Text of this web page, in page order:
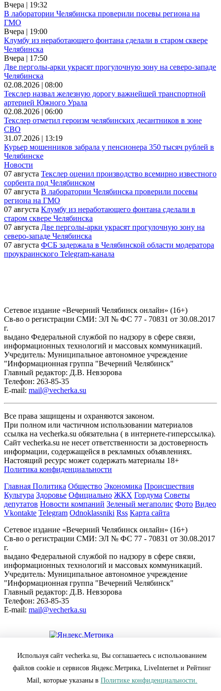
Вчера | 19:32
В лаборатории Челябинска проверили посевы региона на
ГМО
Вчера | 19:00
Клумбу из неработающего фонтана сделали в старом сквере
Челябинска
Вчера | 17:50
Две перголы-арки украсят прогулочную зону на северо-западе
Челябинска
02.08.2026 | 08:00
Текслер назвал железную дорогу важнейшей транспортной
артерией Южного Урала
02.08.2026 | 06:00
Текслер отметил героизм челябинских десантников в зоне
СВО
31.07.2026 | 13:19
Курьер мошенников забрала у пенсионера 350 тысяч рублей в
Челябинске
Новости
07 августа Текслер оценил производство всемирно известного
сорбента под Челябинском
07 августа В лаборатории Челябинска проверили посевы
региона на ГМО
07 августа Клумбу из неработающего фонтана сделали в
старом сквере Челябинска
07 августа Две перголы-арки украсят прогулочную зону на
северо-западе Челябинска
07 августа ФСБ задержала в Челябинской области модератора
проукраинского Telegram-канала
Сетевое издание «Вечерний Челябинск онлайн» (16+)
Cв-во о регистрации СМИ: ЭЛ № ФС 77 - 70831 от 30.08.2017
г.
выдано Федеральной службой по надзору в сфере связи,
информационных технологий и массовых коммуникаций.
Учредитель: Муниципальное автономное учреждение
"Информационная группа "Вечерний Челябинск"
Главный редактор: Д.В. Невзорова
Телефон: 263-85-35
E-mail: mail@vecherka.su
Все права защищены и охраняются законом.
При полном или частичном использовании материалов
ссылка на vecherka.su обязательна ( в интернете-гиперссылка).
Сайт vecherka.su не несет ответственности за достоверность
информации, содержащейся в рекламных объявлениях.
Настоящий ресурс может содержать материалы 18+
Политика конфиденциальности
Главная Политика Общество Экономика Происшествия
Культура Здоровье Официально ЖКХ Гордума Советы
депутатов Новости компаний Зеленый мегаполис Фото Видео
Vkontakte Telegram Odnoklassniki Rss Карта сайта
Сетевое издание «Вечерний Челябинск онлайн» (16+)
Cв-во о регистрации СМИ: ЭЛ № ФС 77 - 70831 от 30.08.2017
г.
выдано Федеральной службой по надзору в сфере связи,
информационных технологий и массовых коммуникаций.
Учредитель: Муниципальное автономное учреждение
"Информационная группа "Вечерний Челябинск"
Главный редактор: Д.В. Невзорова
Телефон: 263-85-35
E-mail: mail@vecherka.su
Все права защищены и охраняются законом.
При полном или частичном использовании материалов
ссылка на vecherka.su обязательна ( в интернете-гиперссылка).
Используя сайт vecherka.su, Вы соглашаетесь с использованием
файлов cookie и сервисов Яндекс.Метрика, LiveInternet и Рейтинг
Mail, которые указаны вПолитике конфиденциальности.